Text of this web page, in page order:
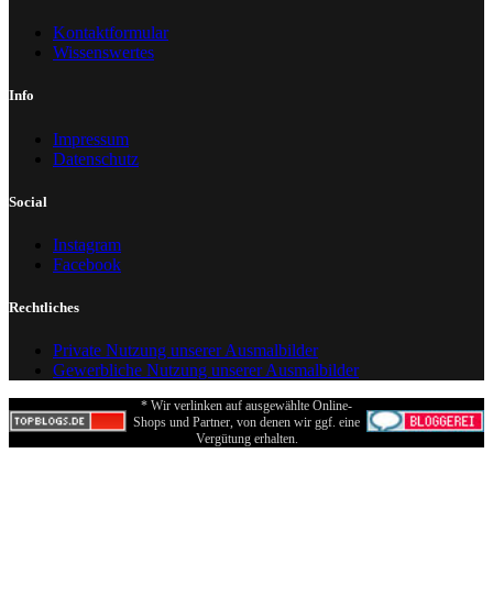
Kontaktformular
Wissenswertes
Info
Impressum
Datenschutz
Social
Instagram
Facebook
Rechtliches
Private Nutzung unserer Ausmalbilder
Gewerbliche Nutzung unserer Ausmalbilder
* Wir verlinken auf ausgewählte Online-
Shops und Partner, von denen wir ggf. eine
Vergütung erhalten.